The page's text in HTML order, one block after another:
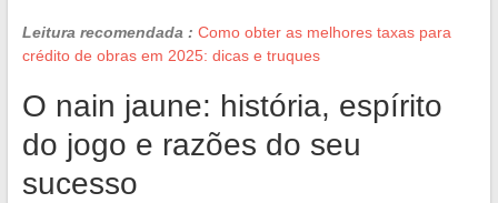
Leitura recomendada : Como obter as melhores taxas para
crédito de obras em 2025: dicas e truques
O nain jaune: história, espírito
do jogo e razões do seu
sucesso